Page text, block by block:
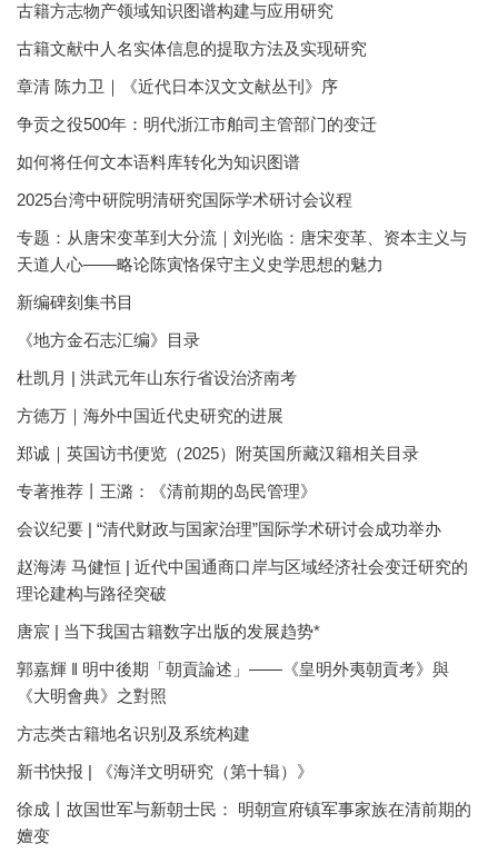
古籍方志物产领域知识图谱构建与应用研究
古籍文献中人名实体信息的提取方法及实现研究
章清 陈力卫｜《近代日本汉文文献丛刊》序
争贡之役500年：明代浙江市舶司主管部门的变迁
如何将任何文本语料库转化为知识图谱
2025台湾中研院明清研究国际学术研讨会议程
专题：从唐宋变革到大分流｜刘光临：唐宋变革、资本主义与
天道人心——略论陈寅恪保守主义史学思想的魅力
新编碑刻集书目
《地方金石志汇编》目录
杜凯月 | 洪武元年山东行省设治济南考
方徳万｜海外中国近代史研究的进展
郑诚｜英国访书便览（2025）附英国所藏汉籍相关目录
专著推荐丨王潞：《清前期的岛民管理》
会议纪要 | “清代财政与国家治理”国际学术研讨会成功举办
赵海涛 马健恒 | 近代中国通商口岸与区域经济社会变迁研究的
理论建构与路径突破
唐宸 | 当下我国古籍数字出版的发展趋势*
郭嘉輝 ‖ 明中後期「朝貢論述」——《皇明外夷朝貢考》與
《大明會典》之對照
方志类古籍地名识别及系统构建
新书快报 | 《海洋文明研究（第十辑）》
徐成丨故国世军与新朝士民： 明朝宣府镇军事家族在清前期的
嬗变